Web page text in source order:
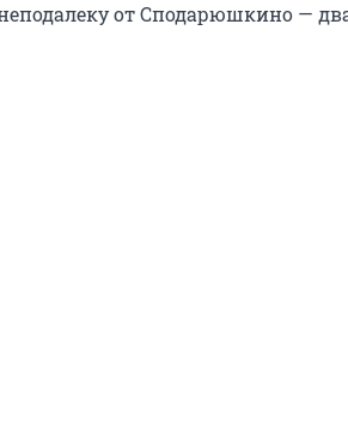
от Сподарюшкино —